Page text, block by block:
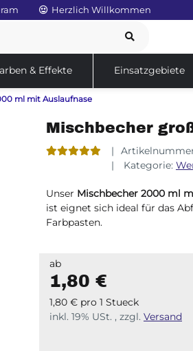
Herzlich Willkommen
& Effekte Einsatzgebiete
Sale
ml mit Auslaufnase
Mischbecher
Kategorie:
Unser Mischbecher 2000 ml
ist eignet sich ideal für das
Farbpasten.
ab
1,80 €
1,80 € pro 1 Stueck
inkl. 19% USt. , zzgl. Versand